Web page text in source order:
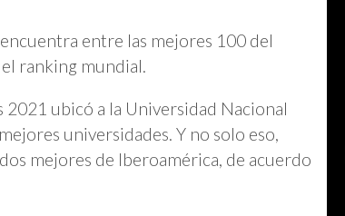
entre las mejores 100 del
ranking mundial.
ubicó a la Universidad Nacional
universidades. Y no solo eso,
mejores de Iberoamérica, de acuerdo